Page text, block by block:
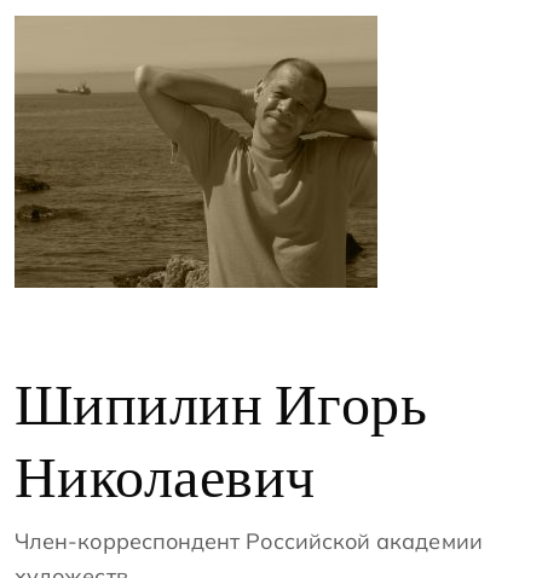
Шипилин Игорь
Николаевич
Член-корреспондент Российской академии